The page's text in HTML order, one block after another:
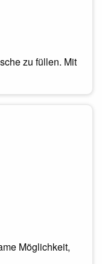
zu füllen. Mit
Möglichkeit,